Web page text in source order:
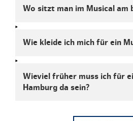
Wo sitzt man im Musical am
Wie kleide ich mich für ein
Wieviel früher muss ich für
Hamburg da sein?